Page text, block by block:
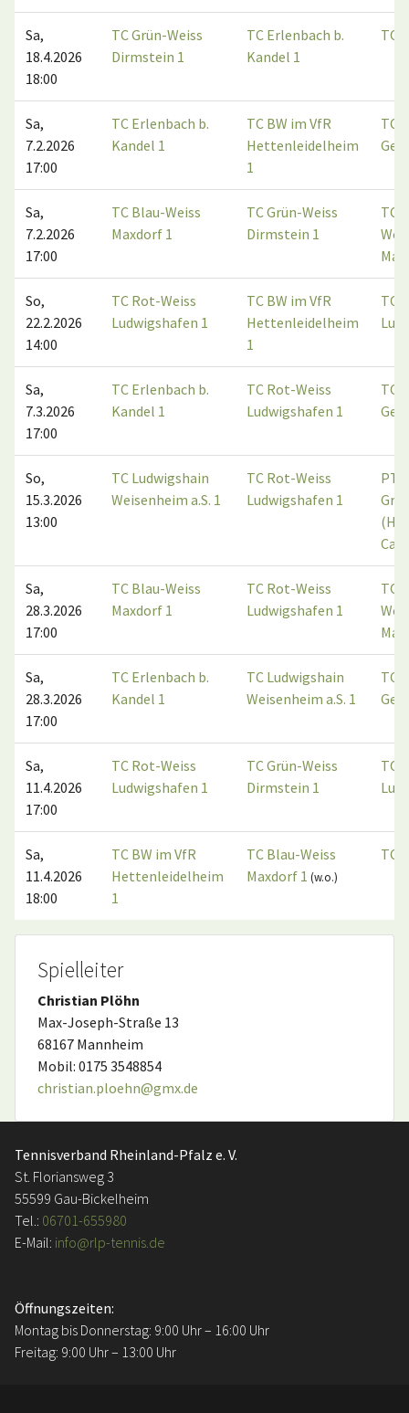
Sa,
18.4.2026
18:00
TC Grün-Weiss
Dirmstein 1
TC Erlenbach b.
Kandel 1
TC
Sa,
7.2.2026
17:00
TC Erlenbach b.
Kandel 1
TC BW im VfR
Hettenleidelheim
1
TC
Sa,
7.2.2026
17:00
TC Blau-Weiss
Maxdorf 1
TC Grün-Weiss
Dirmstein 1
TC
So,
22.2.2026
14:00
TC Rot-Weiss
Ludwigshafen 1
TC BW im VfR
Hettenleidelheim
1
TC
Sa,
7.3.2026
17:00
TC Erlenbach b.
Kandel 1
TC Rot-Weiss
Ludwigshafen 1
TC
So,
15.3.2026
13:00
TC Ludwigshain
Weisenheim a.S. 1
TC Rot-Weiss
Ludwigshafen 1
PTC
Sa,
28.3.2026
17:00
TC Blau-Weiss
Maxdorf 1
TC Rot-Weiss
Ludwigshafen 1
TC
Sa,
28.3.2026
17:00
TC Erlenbach b.
Kandel 1
TC Ludwigshain
Weisenheim a.S. 1
TC
Sa,
11.4.2026
17:00
TC Rot-Weiss
Ludwigshafen 1
TC Grün-Weiss
Dirmstein 1
TC
Sa,
11.4.2026
18:00
TC BW im VfR
Hettenleidelheim
1
TC Blau-Weiss
Maxdorf 1 (w.o.)
TC
Spielleiter
Christian Plöhn
Max-Joseph-Straße 13
68167 Mannheim
Mobil: 0175 3548854
christian.ploehn@gmx.de
Tennisverband Rheinland-Pfalz e. V.
St. Floriansweg 3
55599 Gau-Bickelheim
Tel.: 06701-655980
E-Mail: info@rlp-tennis.de
Öffnungszeiten:
Montag bis Donnerstag: 9:00 Uhr – 16:00 Uhr
Freitag: 9:00 Uhr – 13:00 Uhr